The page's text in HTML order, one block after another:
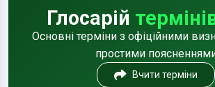
Глосарій
Основні терміни з офіційними
простими
Вчити терміни